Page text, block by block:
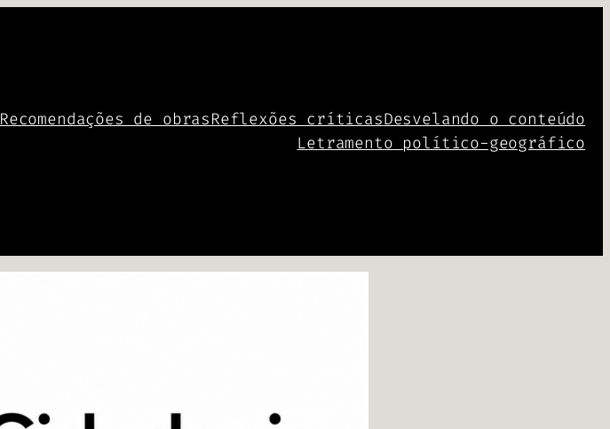
Recomendações de obrasReflexões críticasDesvelando o conteúdo
Letramento político-geográfico